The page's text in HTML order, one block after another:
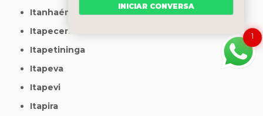
Itanhaém
Itapecerica da Serra
Itapetininga
Itapeva
Itapevi
Itapira
1
INICIAR CONVERSA